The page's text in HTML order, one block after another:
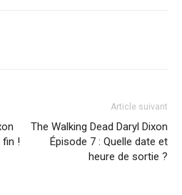
fin !
Article suivant
The Walking Dead Daryl Dixon
Épisode 7 : Quelle date et
heure de sortie ?